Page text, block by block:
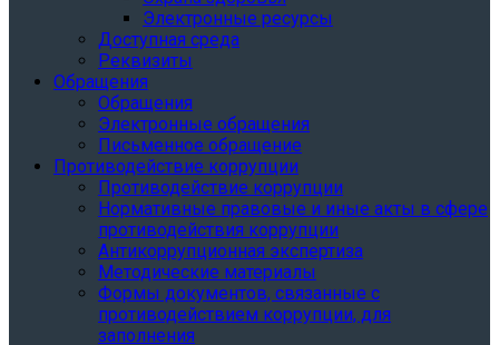
Электронные ресурсы
Доступная среда
Реквизиты
Обращения
Обращения
Электронные обращения
Письменное обращение
Противодействие коррупции
Противодействие коррупции
Нормативные правовые и иные акты в сфере
противодействия коррупции
Антикоррупционная экспертиза
Методические материалы
Формы документов, связанные с
противодействием коррупции, для
заполнения